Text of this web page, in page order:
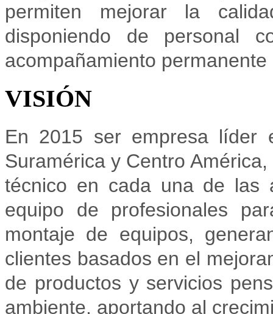
permiten mejorar la
disponiendo de personal
acompañamiento
VISIÓN
En 2015 ser empresa
Suramérica y Centro
técnico en cada una de las
equipo de profesionales
montaje de equipos,
clientes basados en el
de productos y servicios
ambiente, aportando al